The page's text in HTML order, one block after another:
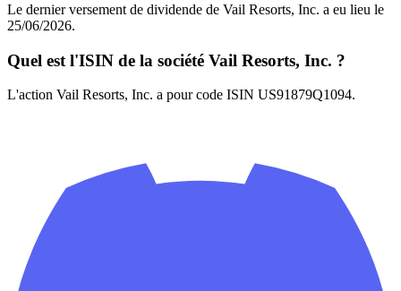
Le dernier versement de dividende de Vail Resorts, Inc. a eu lieu le
25/06/2026.
Quel est l'ISIN de la société Vail Resorts, Inc. ?
L'action Vail Resorts, Inc. a pour code ISIN US91879Q1094.